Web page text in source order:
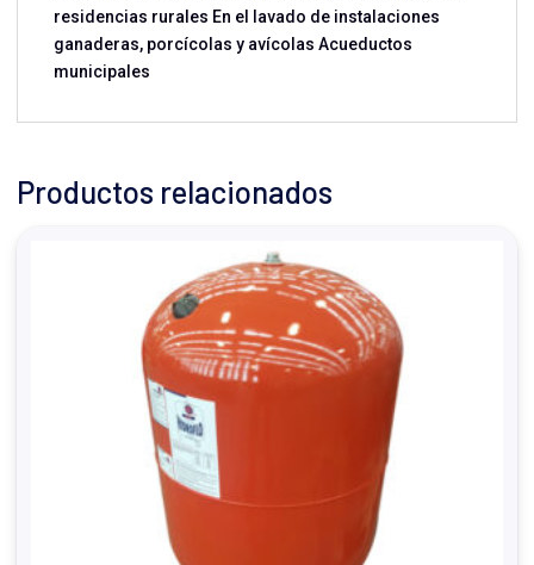
residencias rurales En el lavado de instalaciones
ganaderas, porcícolas y avícolas Acueductos
municipales
Productos relacionados